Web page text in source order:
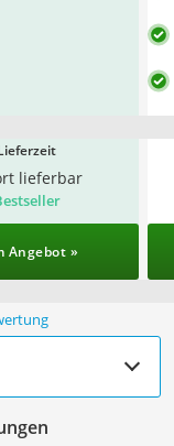
lieferbar
Angebot »